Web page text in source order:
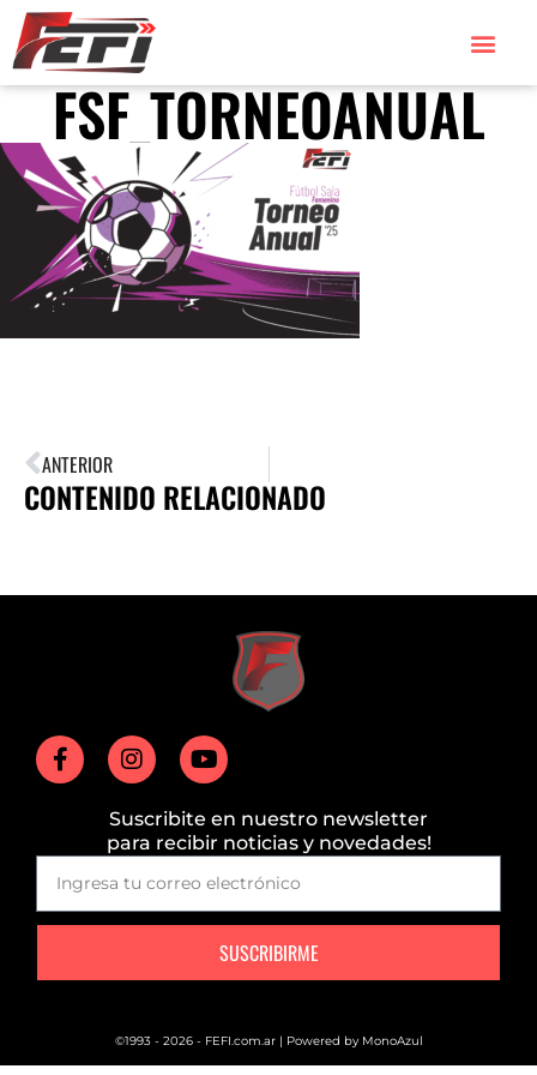
FSF_TORNEOANUAL
ANTERIOR
CONTENIDO RELACIONADO
Suscribite en nuestro newsletter
para recibir noticias y novedades!
SUSCRIBIRME
©1993 - 2026 - FEFI.com.ar | Powered by MonoAzul